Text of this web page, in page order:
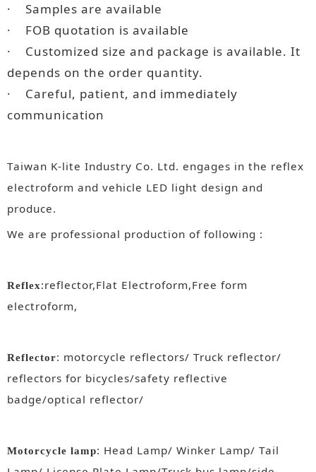
· Samples are available
· FOB quotation is available
· Customized size and package is available. It
depends on the order quantity.
· Careful, patient, and immediately
communication
Taiwan K-lite Industry Co. Ltd. engages in the reflex
electroform and vehicle LED light design and
produce.
We are professional production of following :
Reflex:reflector,Flat Electroform,Free form
electroform,
Reflector: motorcycle reflectors/ Truck reflector/
reflectors for bicycles/safety reflective
badge/optical reflector/
Motorcycle lamp: Head Lamp/ Winker Lamp/ Tail